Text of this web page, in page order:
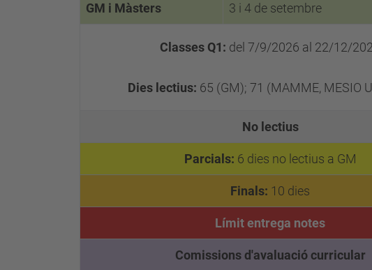
GM i Màsters 3 i 4 de setembre
Classes Q1: del 7/9/2026 al 22/12/
Dies lectius: 65 (GM); 71 (MAMME, MESIO
No lectius
Parcials: 6 dies no lectius a GM
Finals: 10 dies
Límit entrega notes
Comissions d'avaluació curricular